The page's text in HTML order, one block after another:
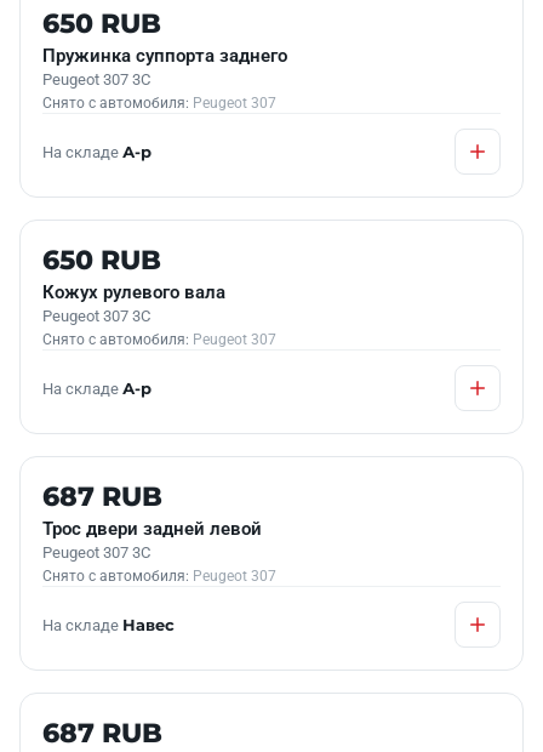
Б/У В НАЛИЧИИ
650 RUB
Пружинка суппорта заднего
Peugeot 307 3C
Снято с автомобиля: Peugeot 307
На складе А-р
Б/У В НАЛИЧИИ
650 RUB
Кожух рулевого вала
Peugeot 307 3C
Снято с автомобиля: Peugeot 307
На складе А-р
Б/У В НАЛИЧИИ
687 RUB
Трос двери задней левой
Peugeot 307 3C
Снято с автомобиля: Peugeot 307
На складе Навес
Б/У В НАЛИЧИИ
687 RUB